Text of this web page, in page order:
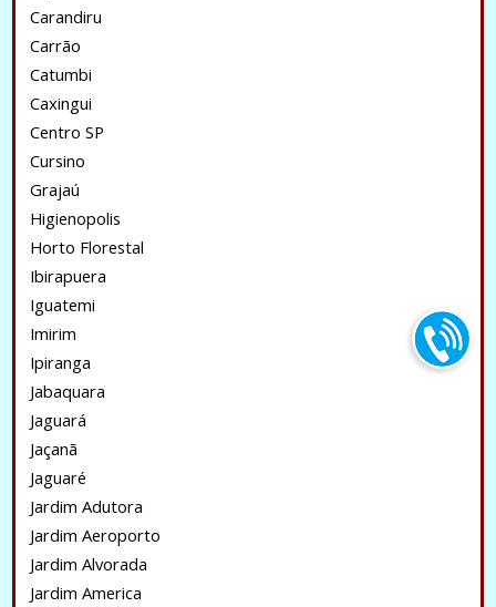
Carandiru
Carrão
Catumbi
Caxingui
Centro SP
Cursino
Grajaú
Higienopolis
Horto Florestal
Ibirapuera
Iguatemi
Imirim
Ipiranga
Jabaquara
Jaguará
Jaçanã
Jaguaré
Jardim Adutora
Jardim Aeroporto
Jardim Alvorada
Jardim America